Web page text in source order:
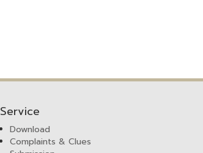
Service
Download
Complaints & Clues